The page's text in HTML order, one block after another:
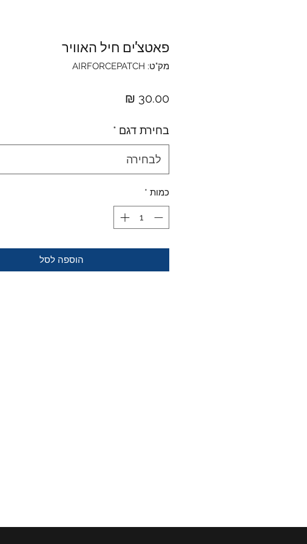
פאטצ'ים חיל האוויר
מק"ט: AIRFORCEPATCH
בחירת דגם *
לבחירה
כמות *
הוספה לסל